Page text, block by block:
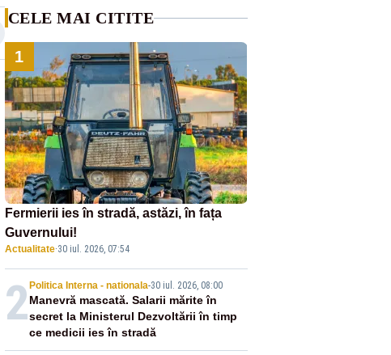
CELE MAI CITITE
1
Fermierii ies în stradă, astăzi, în fața
Guvernului!
Actualitate·30 iul. 2026, 07:54
2 Politica Interna - nationala-30 iul. 2026, 08:00
Manevră mascată. Salarii mărite în
secret la Ministerul Dezvoltării în timp
ce medicii ies în stradă